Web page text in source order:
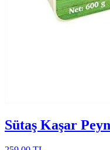
Sütaş Kaşar